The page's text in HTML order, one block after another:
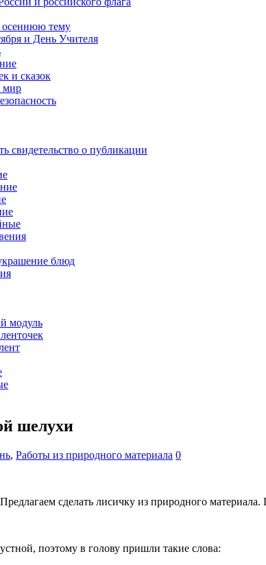
осеннюю тему
и День Учителя
и сказок
мир
свидетельство о публикации
блюд
модуль
шелухи
, Работы из природного материала 0
сделать лисичку из природного
поэтому в голову пришли такие слова: